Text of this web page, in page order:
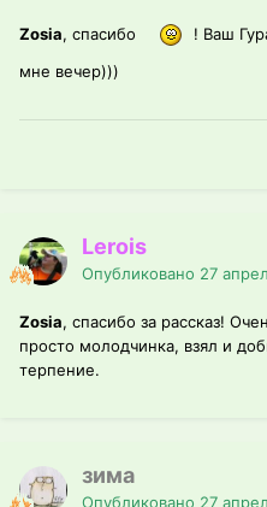
Zosia, спасибо
! Ваш
мне вечер)))
Lerois
Опубликовано 27
Zosia, спасибо за рассказ!
просто молодчинка, взял и
терпение.
зима
Опубликовано 27